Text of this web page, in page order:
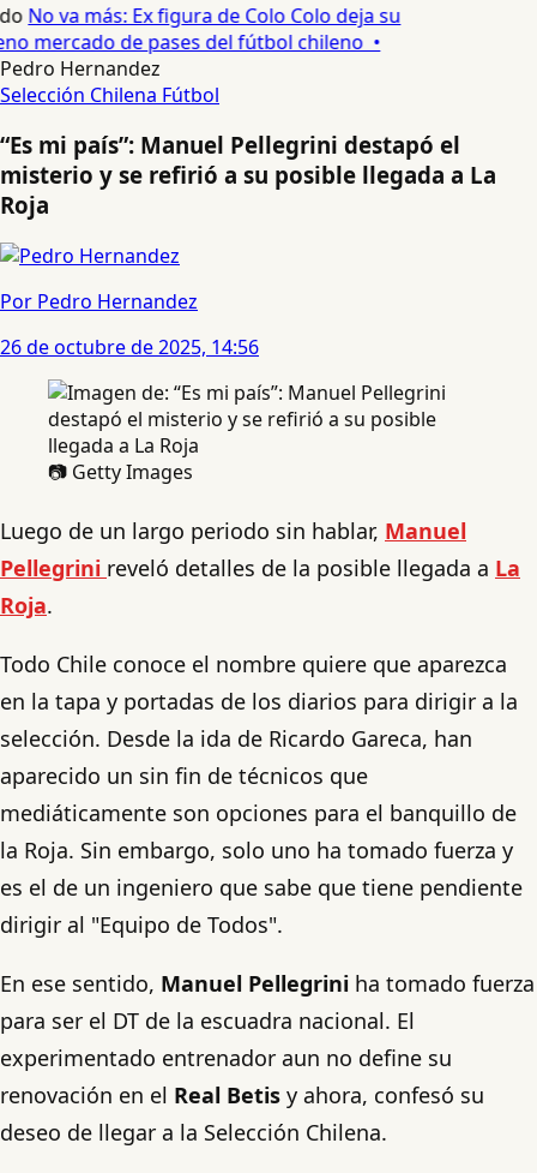
No va más: Ex figura de Colo Colo deja su
mercado de pases del fútbol chileno •
Pedro Hernandez
Selección Chilena Fútbol
“Es mi país”: Manuel Pellegrini destapó el
misterio y se refirió a su posible llegada a La
Roja
Por Pedro Hernandez
26 de octubre de 2025, 14:56
📷 Getty Images
Luego de un largo periodo sin hablar, Manuel
Pellegrini reveló detalles de la posible llegada a La
Roja.
Todo Chile conoce el nombre quiere que aparezca
en la tapa y portadas de los diarios para dirigir a la
selección. Desde la ida de Ricardo Gareca, han
aparecido un sin fin de técnicos que
mediáticamente son opciones para el banquillo de
la Roja. Sin embargo, solo uno ha tomado fuerza y
es el de un ingeniero que sabe que tiene pendiente
dirigir al "Equipo de Todos".
En ese sentido, Manuel Pellegrini ha tomado fuerza
para ser el DT de la escuadra nacional. El
experimentado entrenador aun no define su
renovación en el Real Betis y ahora, confesó su
deseo de llegar a la Selección Chilena.